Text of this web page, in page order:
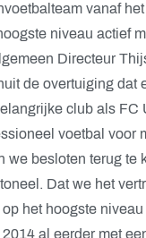
vanaf
niveau actief
Directeur
de overtuiging dat
club als FC
voetbal voor
we besloten terug te
Dat we het
het hoogste
al eerder met